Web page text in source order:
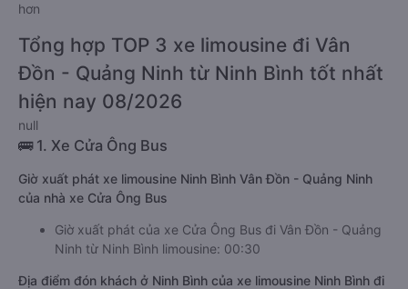
hơn
Tổng hợp TOP 3 xe limousine đi Vân
Đồn - Quảng Ninh từ Ninh Bình tốt nhất
hiện nay 08/2026
null
🚌 1. Xe Cửa Ông Bus
Giờ xuất phát xe limousine Ninh Bình Vân Đồn - Quảng Ninh
của nhà xe Cửa Ông Bus
Giờ xuất phát của xe Cửa Ông Bus đi Vân Đồn - Quảng
Ninh từ Ninh Bình limousine: 00:30
Địa điểm đón khách ở Ninh Bình của xe limousine Ninh Bình đi